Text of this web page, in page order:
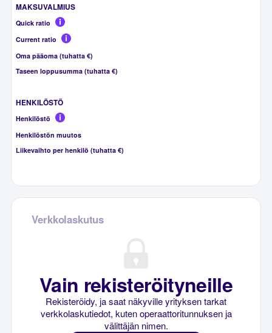
MAKSUVALMIUS
Quick ratio
Current ratio
Oma pääoma (tuhatta €)
Taseen loppusumma (tuhatta €)
HENKILÖSTÖ
Henkilöstö
Henkilöstön muutos
Liikevaihto per henkilö (tuhatta €)
Verkkolaskutus
Vain rekisteröityneille
Rekisteröidy, ja saat näkyville yrityksen tarkat
verkkolaskutiedot, kuten operaattoritunnuksen ja
välittäjän nimen.